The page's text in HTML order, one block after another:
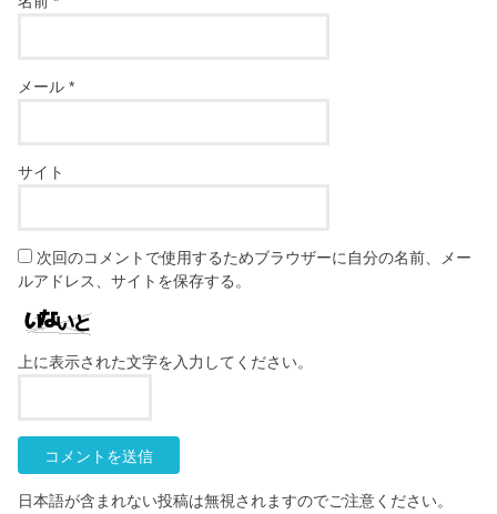
メール*
サイト
次回のコメントで使用するためブラウザーに自分の名前、メー
ルアドレス、サイトを保存する。
上に表示された文字を入力してください。
日本語が含まれない投稿は無視されますのでご注意ください。